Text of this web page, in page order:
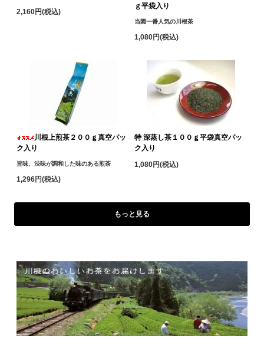
2,160円(税込)
ｇ平袋入り
当園一番人気の川根茶
1,080円(税込)
川根上煎茶２００ｇ真空パッ
ク入り
旨味、渋味が調和した味のある煎茶
1,296円(税込)
特 深蒸し茶１００ｇ平袋真空パッ
ク入り
1,080円(税込)
もっと見る